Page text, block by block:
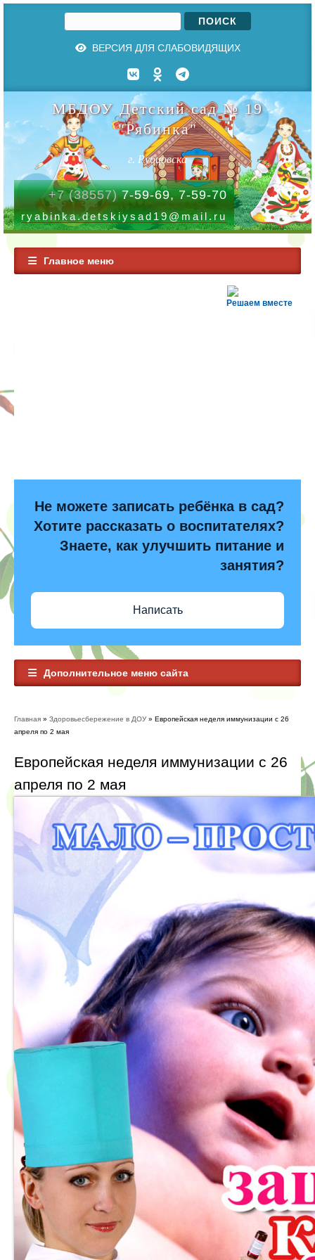
Форма поиска
ВЕРСИЯ ДЛЯ СЛАБОВИДЯЩИХ
МБДОУ Детский сад № 19
"Рябинка"
г. Рубцовска
+7 (38557)7-59-69, 7-59-70
ryabinka.detskiysad19@mail.ru
Главное меню
Решаем вместе
Не можете записать ребёнка в сад?
Хотите рассказать о воспитателях?
Знаете, как улучшить питание и
занятия?
Написать
Дополнительное меню сайта
Главная » Здоровьесбережение в ДОУ» Европейская неделя иммунизации с 26
апреля по 2 мая
Европейская неделя иммунизации с 26
апреля по 2 мая